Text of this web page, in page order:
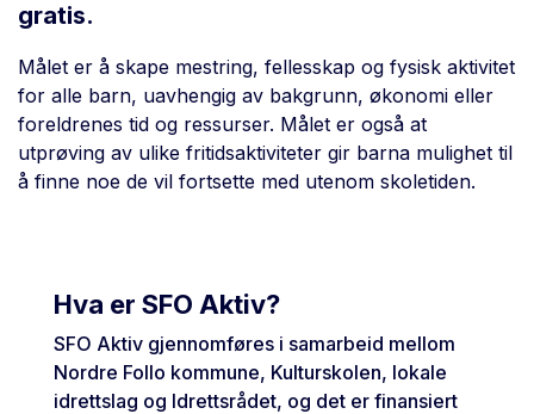
gratis.
Målet er å skape mestring, fellesskap og fysisk aktivitet
for alle barn, uavhengig av bakgrunn, økonomi eller
foreldrenes tid og ressurser. Målet er også at
utprøving av ulike fritidsaktiviteter gir barna mulighet til
å finne noe de vil fortsette med utenom skoletiden.
Hva er SFO Aktiv?
SFO Aktiv gjennomføres i samarbeid mellom
Nordre Follo kommune, Kulturskolen, lokale
idrettslag og Idrettsrådet, og det er finansiert